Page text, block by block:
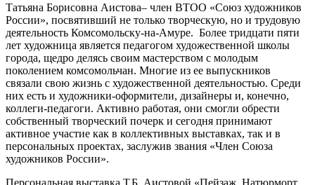
Татьяна Борисовна Аистова– член ВТОО «Союз художников
России», посвятивший не только творческую, но и трудовую
деятельность Комсомольску-на-Амуре. Более тридцати пяти
лет художница является педагогом художественной школы
города, щедро делясь своим мастерством с молодым
поколением комсомольчан. Многие из ее выпускников
связали свою жизнь с художественной деятельностью. Среди
них есть и художники-оформители, дизайнеры и, конечно,
коллеги-педагоги. Активно работая, они смогли обрести
собственный творческий почерк и сегодня принимают
активное участие как в коллективных выставках, так и в
персональных проектах, заслужив звания «Член Союза
художников России».
Персональная выставка Т.Б. Аистовой «Пейзаж. Натюрморт.